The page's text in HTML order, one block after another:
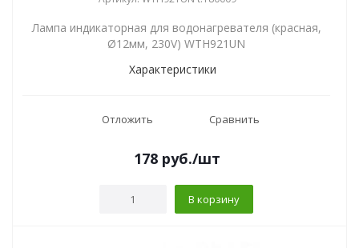
Лампа индикаторная для водонагревателя (красная,
Ø12мм, 230V) WTH921UN
Характеристики
Отложить Сравнить
178руб./шт
В корзину